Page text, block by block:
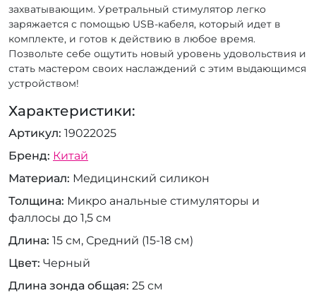
захватывающим. Уретральный стимулятор легко
заряжается с помощью USB-кабеля, который идет в
комплекте, и готов к действию в любое время.
Позвольте себе ощутить новый уровень удовольствия и
стать мастером своих наслаждений с этим выдающимся
устройством!
Характеристики:
Артикул 19022025
Бренд Китай
Материал Медицинский силикон
Толщина Микро анальные стимуляторы и
фаллосы до 1,5 см
Длина 15 см, Средний (15-18 см)
Цвет Черный
Длина зонда общая 25 см